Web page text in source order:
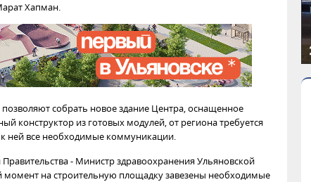
Хапман.
собрать новое здание Центра, оснащенное
конструктор из готовых модулей, от региона требуется
ней все необходимые коммуникации.
- Министр здравоохранения Ульяновской
момент на строительную площадку завезены необходимые